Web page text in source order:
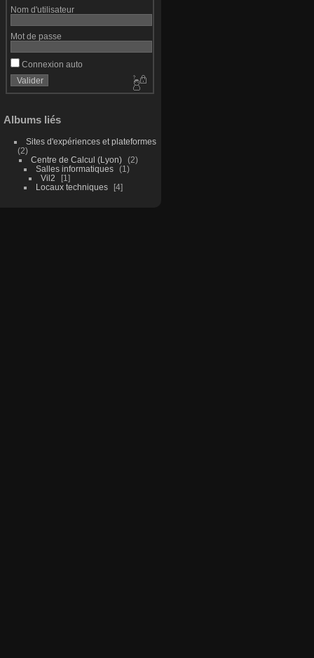
Nom d'utilisateur
Mot de passe
Connexion auto
Albums liés
Sites d'expériences et plateformes
2
Centre de Calcul (Lyon)
2
Salles informatiques
1
Vil2
1
Locaux techniques
4